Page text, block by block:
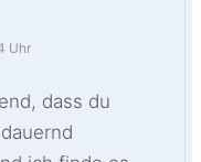
Uhr
dass du